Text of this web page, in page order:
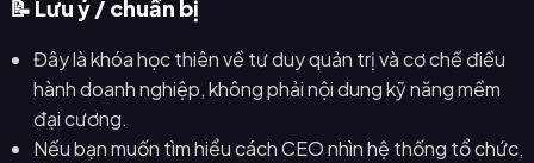
📝 Lưu ý / chuẩn bị
Đây là khóa học thiên về tư duy quản trị và cơ chế điều
hành doanh nghiệp, không phải nội dung kỹ năng mềm
đại cương.
Nếu bạn muốn tìm hiểu cách CEO nhìn hệ thống tổ chức,